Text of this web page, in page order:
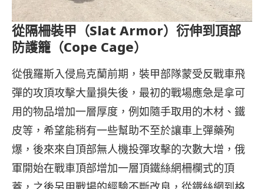
從隔柵裝甲（Slat Armor）衍伸到頂部
防護籠（Cope Cage）
從俄羅斯入侵烏克蘭前期，裝甲部隊蒙受反戰車飛
彈的攻頂攻擊大量損失後，最初的戰場應急是拿可
用的物品增加一層厚度，例如隨手取用的木材、鐵
皮等，希望能稍有一些幫助不至於讓車上彈藥殉
爆，後來來自頂部無人機投彈攻擊的次數大增，俄
軍開始在戰車頂部增加一層頂鐵絲網柵欄式的頂